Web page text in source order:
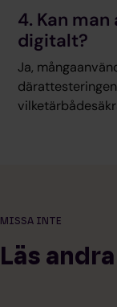
4. Kan
digitalt?
Ja,
MISSA INTE
Läs